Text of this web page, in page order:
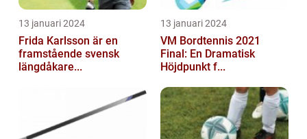
13 januari 2024
Frida Karlsson är en
framstående svensk
längdåkare...
13 januari 2024
VM Bordtennis 2021
Final: En Dramatisk
Höjdpunkt f...